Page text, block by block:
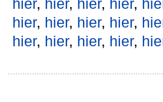
hier, hier, hier, hier,
hier, hier, hier, hier,
hier, hier, hier, hier,